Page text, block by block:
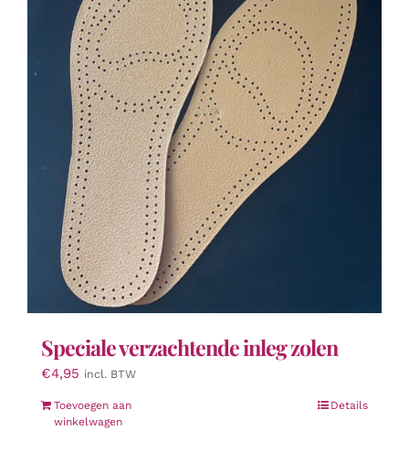
Speciale verzachtende inleg zolen
€4,95 incl. BTW
Toevoegen aan
winkelwagen
Details